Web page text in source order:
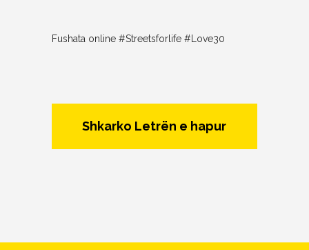
Fushata online #Streetsforlife #Love30
Shkarko Letrën e hapur